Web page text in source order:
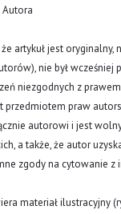
Autora
artykuł jest oryginalny,
nie był wcześniej
niezgodnych z
przedmiotem praw
autorowi i jest
a także, że autor
zgody na cytowanie z
materiał ilustracyjny